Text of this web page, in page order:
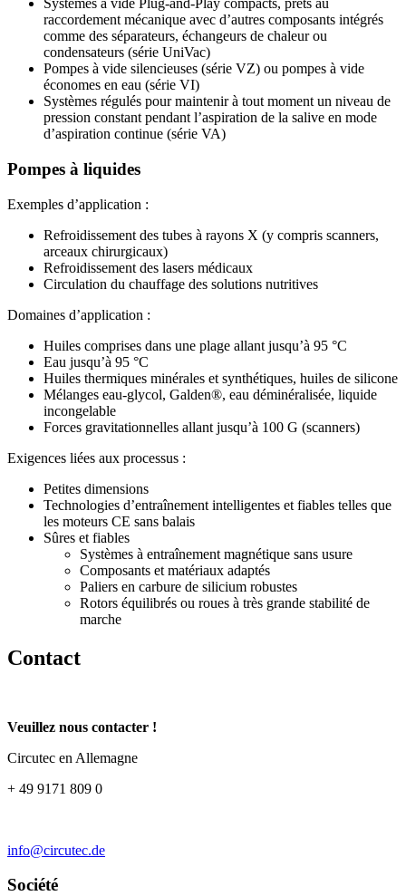
Systèmes à vide Plug-and-Play compacts, prêts au
raccordement mécanique avec d’autres composants intégrés
comme des séparateurs, échangeurs de chaleur ou
condensateurs (série UniVac)
Pompes à vide silencieuses (série VZ) ou pompes à vide
économes en eau (série VI)
Systèmes régulés pour maintenir à tout moment un niveau de
pression constant pendant l’aspiration de la salive en mode
d’aspiration continue (série VA)
Pompes à liquides
Exemples d’application :
Refroidissement des tubes à rayons X (y compris scanners,
arceaux chirurgicaux)
Refroidissement des lasers médicaux
Circulation du chauffage des solutions nutritives
Domaines d’application :
Huiles comprises dans une plage allant jusqu’à 95 °C
Eau jusqu’à 95 °C
Huiles thermiques minérales et synthétiques, huiles de silicone
Mélanges eau-glycol, Galden®, eau déminéralisée, liquide
incongelable
Forces gravitationnelles allant jusqu’à 100 G (scanners)
Exigences liées aux processus :
Petites dimensions
Technologies d’entraînement intelligentes et fiables telles que
les moteurs CE sans balais
Sûres et fiables
Systèmes à entraînement magnétique sans usure
Composants et matériaux adaptés
Paliers en carbure de silicium robustes
Rotors équilibrés ou roues à très grande stabilité de
marche
Contact
Veuillez nous contacter !
Circutec en Allemagne
+ 49 9171 809 0
info@circutec.de
Société